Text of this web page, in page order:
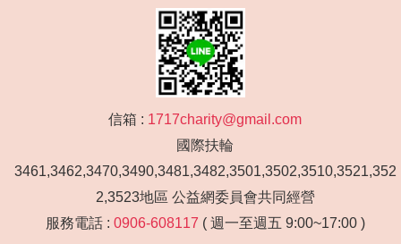
信箱 : 1717charity@gmail.com
國際扶輪
3461,3462,3470,3490,3481,3482,3501,3502,3510,3521,352
2,3523地區 公益網委員會共同經營
服務電話 : 0906-608117 ( 週一至週五 9:00~17:00 )